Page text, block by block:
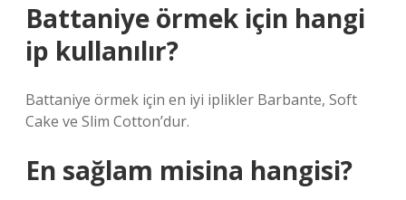
Battaniye örmek için hangi
ip kullanılır?
Battaniye örmek için en iyi iplikler Barbante, Soft
Cake ve Slim Cotton’dur.
En sağlam misina hangisi?